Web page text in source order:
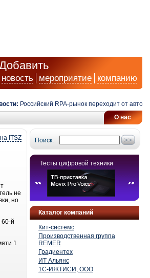
новость мероприятие компанию
Российский RPA-рынок переходит от
О нас
Поиск:
Тесты цифровой техники
Каталог компаний
Кит-системс
Производственная группа
REMER
Градиентех
ИТ Альянс
1С-ИЖТИСИ, ООО
ITSZ
не
но
60-й
1